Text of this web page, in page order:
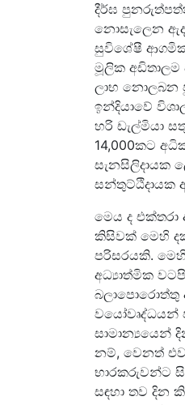
දීර්ඝ
නොසැලෙන
සුවිශේෂී
මූලික අඩිතාලම
ලාභ නොලබන
ඉන්දියාවේ
හරි ඩැල්මියා
14,000කට
සැනසිලිදායක
සන්තුට්ඨිදායක
මෙය ද
කිසිවක් මෙහි
පරිසරයකි.
අධ්‍යාත්මික
බලාපොරොත්තු
වයෝවෘද්ධයන්
සාමාන්‍යයෙන්
නම්, වෙනත්
භාරකරුවන්ට
සඳහා තව දින